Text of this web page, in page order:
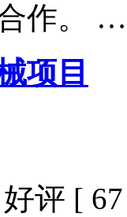
作。 …
项目
评 [